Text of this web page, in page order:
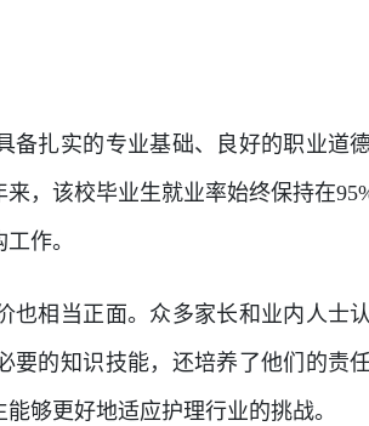
备扎实的专业基础、良好的职业道
，该校毕业生就业率始终保持在
作。
也相当正面。众多家长和业内人士
要的知识技能，还培养了他们的责
够更好地适应护理行业的挑战。